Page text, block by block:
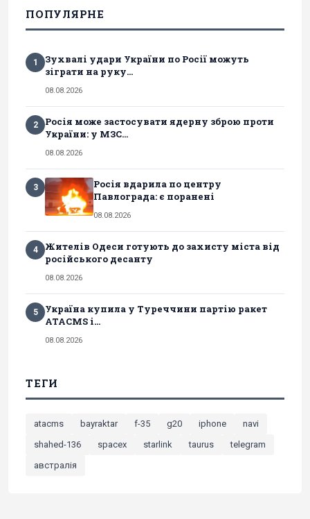
ПОПУЛЯРНЕ
1
Зухвалі удари України по Росії можуть
зіграти на руку...
08.08.2026
2
Росія може застосувати ядерну зброю проти
України: у МЗС...
08.08.2026
3
Росія вдарила по центру
Павлограда: є поранені
08.08.2026
4
Жителів Одеси готують до захисту міста від
російського десанту
08.08.2026
5
Україна купила у Туреччини партію ракет
ATACMS і...
08.08.2026
ТЕГИ
atacms bayraktar f-35 g20 iphone
navi
shahed-136
spacex starlink taurus
telegram
австралія